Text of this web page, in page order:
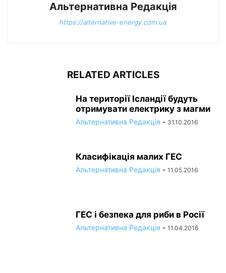
Альтернативна Редакція
https://alternative-energy.com.ua
RELATED ARTICLES
На території Ісландії будуть
отримувати електрику з магми
Альтернативна Редакція - 31.10.2016
Класифікація малих ГЕС
Альтернативна Редакція - 11.05.2016
ГЕС і безпека для риби в Росії
Альтернативна Редакція - 11.04.2016